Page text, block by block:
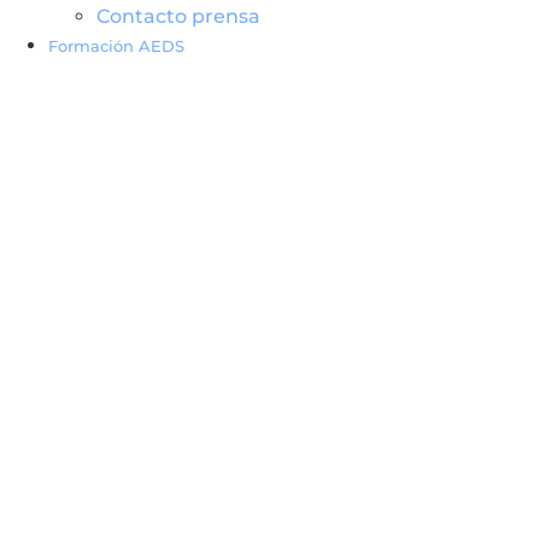
Contacto prensa
Formación AEDS